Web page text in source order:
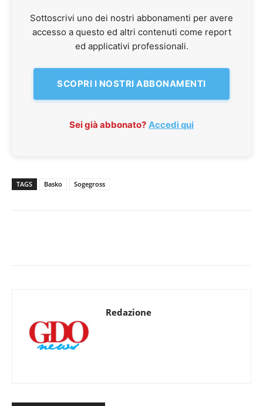
Sottoscrivi uno dei nostri abbonamenti per avere
accesso a questo ed altri contenuti come report
ed applicativi professionali.
SCOPRI I NOSTRI ABBONAMENTI
Sei già abbonato? Accedi qui
TAGS Basko Sogegross
Redazione